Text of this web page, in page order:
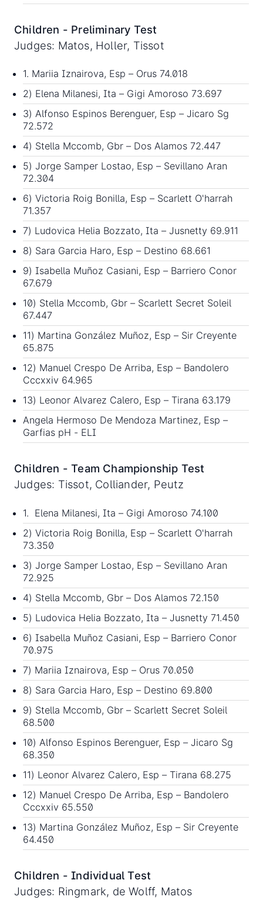
Children - Preliminary Test
Judges: Matos, Holler, Tissot
1. Mariia Iznairova, Esp – Orus 74.018
2) Elena Milanesi, Ita – Gigi Amoroso 73.697
3) Alfonso Espinos Berenguer, Esp – Jicaro Sg
72.572
4) Stella Mccomb, Gbr – Dos Alamos 72.447
5) Jorge Samper Lostao, Esp – Sevillano Aran
72.304
6) Victoria Roig Bonilla, Esp – Scarlett O'harrah
71.357
7) Ludovica Helia Bozzato, Ita – Jusnetty 69.911
8) Sara Garcia Haro, Esp – Destino 68.661
9) Isabella Muñoz Casiani, Esp – Barriero Conor
67.679
10) Stella Mccomb, Gbr – Scarlett Secret Soleil
67.447
11) Martina González Muñoz, Esp – Sir Creyente
65.875
12) Manuel Crespo De Arriba, Esp – Bandolero
Cccxxiv 64.965
13) Leonor Alvarez Calero, Esp – Tirana 63.179
Angela Hermoso De Mendoza Martinez, Esp –
Garfias pH - ELI
Children - Team Championship Test
Judges: Tissot, Colliander, Peutz
1. Elena Milanesi, Ita – Gigi Amoroso 74.100
2) Victoria Roig Bonilla, Esp – Scarlett O'harrah
73.350
3) Jorge Samper Lostao, Esp – Sevillano Aran
72.925
4) Stella Mccomb, Gbr – Dos Alamos 72.150
5) Ludovica Helia Bozzato, Ita – Jusnetty 71.450
6) Isabella Muñoz Casiani, Esp – Barriero Conor
70.975
7) Mariia Iznairova, Esp – Orus 70.050
8) Sara Garcia Haro, Esp – Destino 69.800
9) Stella Mccomb, Gbr – Scarlett Secret Soleil
68.500
10) Alfonso Espinos Berenguer, Esp – Jicaro Sg
68.350
11) Leonor Alvarez Calero, Esp – Tirana 68.275
12) Manuel Crespo De Arriba, Esp – Bandolero
Cccxxiv 65.550
13) Martina González Muñoz, Esp – Sir Creyente
64.450
Children - Individual Test
Judges: Ringmark, de Wolff, Matos